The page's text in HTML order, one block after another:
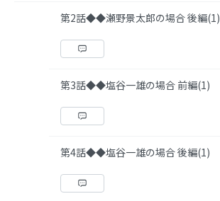
第2話◆◆瀬野景太郎の場合 後編(1)
第3話◆◆塩谷一雄の場合 前編(1)
第4話◆◆塩谷一雄の場合 後編(1)